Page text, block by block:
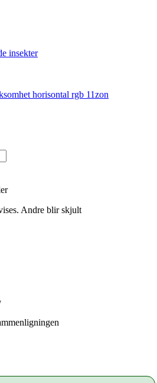
insekter
Andre blir skjult